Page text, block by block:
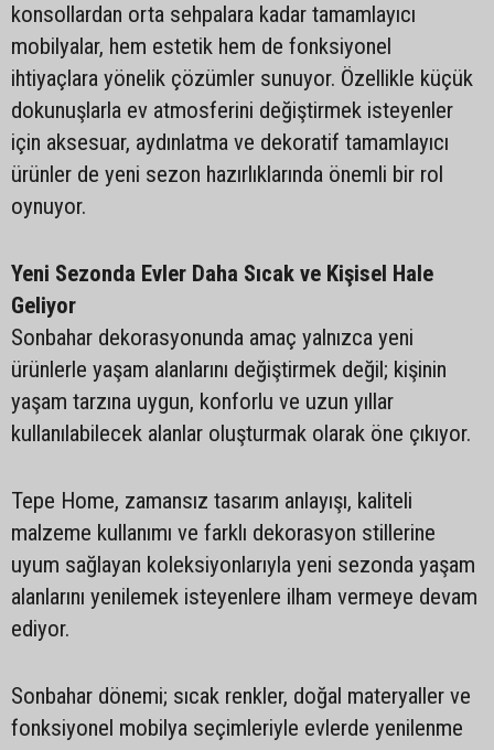
konsollardan orta sehpalara kadar tamamlayıcı
mobilyalar, hem estetik hem de fonksiyonel
ihtiyaçlara yönelik çözümler sunuyor. Özellikle küçük
dokunuşlarla ev atmosferini değiştirmek isteyenler
için aksesuar, aydınlatma ve dekoratif tamamlayıcı
ürünler de yeni sezon hazırlıklarında önemli bir rol
oynuyor.
Yeni Sezonda Evler Daha Sıcak ve Kişisel Hale
Geliyor
Sonbahar dekorasyonunda amaç yalnızca yeni
ürünlerle yaşam alanlarını değiştirmek değil; kişinin
yaşam tarzına uygun, konforlu ve uzun yıllar
kullanılabilecek alanlar oluşturmak olarak öne çıkıyor.
Tepe Home, zamansız tasarım anlayışı, kaliteli
malzeme kullanımı ve farklı dekorasyon stillerine
uyum sağlayan koleksiyonlarıyla yeni sezonda yaşam
alanlarını yenilemek isteyenlere ilham vermeye devam
ediyor.
Sonbahar dönemi; sıcak renkler, doğal materyaller ve
fonksiyonel mobilya seçimleriyle evlerde yenilenme